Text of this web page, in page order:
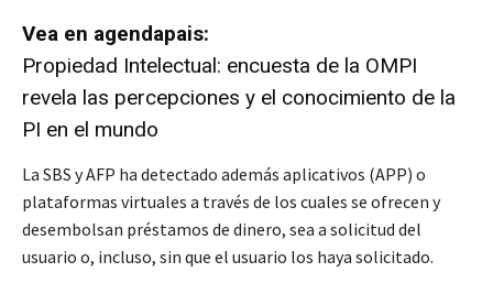
Vea en agendapais:
Propiedad Intelectual: encuesta de la OMPI
revela las percepciones y el conocimiento de la
PI en el mundo
La SBS y AFP ha detectado además aplicativos (APP) o
plataformas virtuales a través de los cuales se ofrecen y
desembolsan préstamos de dinero, sea a solicitud del
usuario o, incluso, sin que el usuario los haya solicitado.